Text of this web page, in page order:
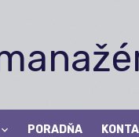
PORADŇA